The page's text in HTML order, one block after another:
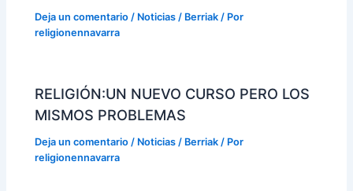
Deja un comentario / Noticias / Berriak / Por
religionennavarra
RELIGIÓN:UN NUEVO CURSO PERO LOS
MISMOS PROBLEMAS
Deja un comentario / Noticias / Berriak / Por
religionennavarra